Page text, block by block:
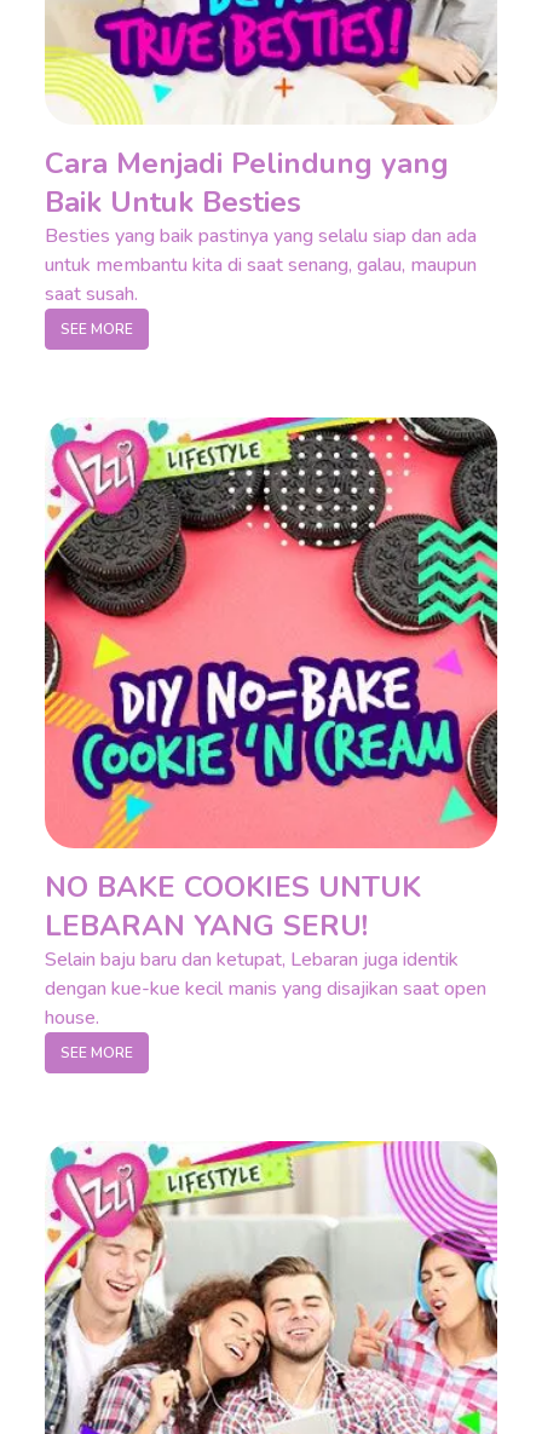
Cara Menjadi Pelindung yang
Baik Untuk Besties
Besties yang baik pastinya yang selalu siap dan ada
untuk membantu kita di saat senang, galau, maupun
saat susah.
SEE MORE
NO BAKE COOKIES UNTUK
LEBARAN YANG SERU!
Selain baju baru dan ketupat, Lebaran juga identik
dengan kue-kue kecil manis yang disajikan saat open
house.
SEE MORE